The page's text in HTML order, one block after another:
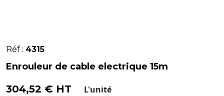
Réf : 4315
Enrouleur de cable electrique 15m
304,52 € HT L'unité